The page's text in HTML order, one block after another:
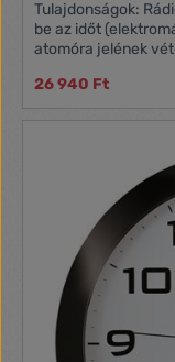
Tulajdonságok: Rádióvezérlésű falióra Automatikusan állítja
be az időt
atomóra jelének
Falra szerelhető
elemmel működik
26 940 Ft